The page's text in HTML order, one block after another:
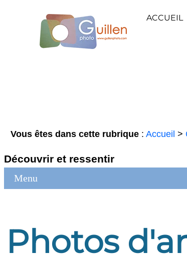
ACCUEIL
Vous êtes dans cette rubrique :Accueil >
Découvrir et ressentir
Menu
Photos